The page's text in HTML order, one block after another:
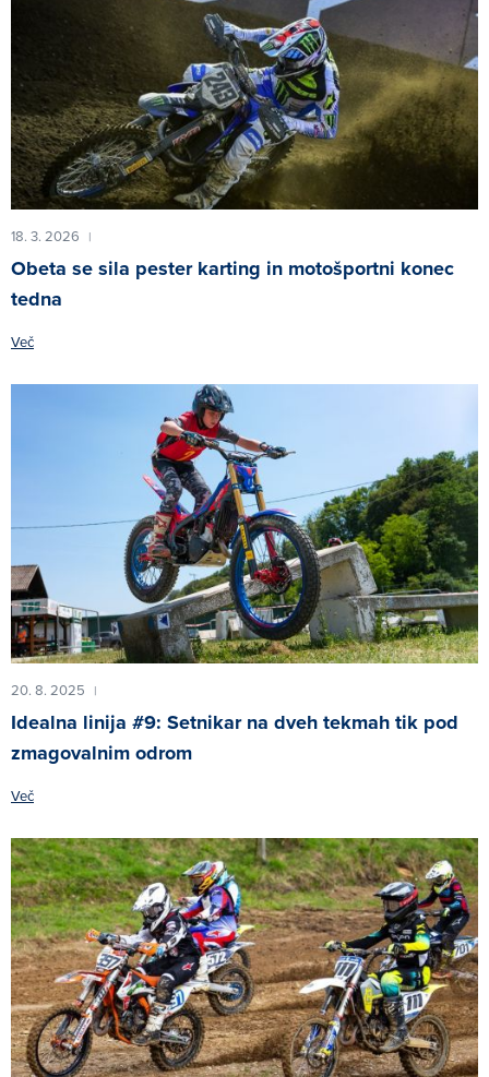
18. 3. 2026 |
Obeta se sila pester karting in motošportni konec
tedna
Več
20. 8. 2025 |
Idealna linija #9: Setnikar na dveh tekmah tik pod
zmagovalnim odrom
Več